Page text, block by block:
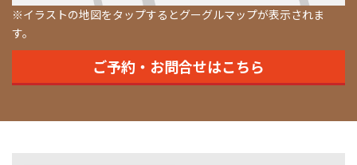
※イラストの地図をタップするとグーグルマップが表示されま
す。
ご予約・お問合せはこちら